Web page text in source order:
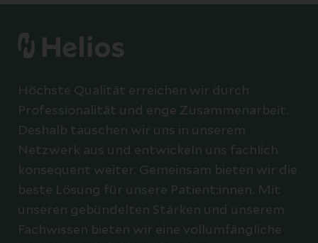
Höchste Qualität erreichen wir durch
Professionalität und enge Zusammenarbeit.
Deshalb tauschen wir uns in unserem
Netzwerk aus und entwickeln uns fachlich
konsequent weiter. Gemeinsam bieten wir die
beste Lösung für unsere Patient:innen. Mit
unseren gebündelten Stärken und unserem
Fachwissen bieten wir eine vollumfängliche